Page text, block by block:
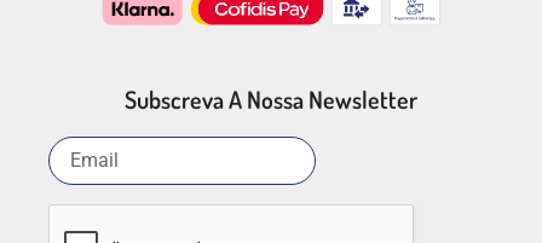
Subscreva A Nossa Newsletter